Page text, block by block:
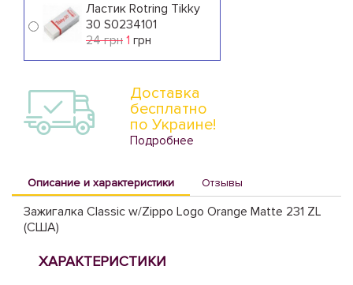
Ластик Rotring Tikky
30 S0234101
24 грн 1 грн
Доставка
бесплатно
по Украине!
Подробнее
Описание и характеристики Отзывы
Зажигалка Classic w/Zippo Logo Orange Matte 231 ZL
(США)
ХАРАКТЕРИСТИКИ